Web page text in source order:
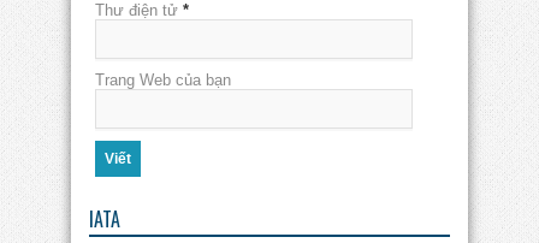
Thư điện tử *
Trang Web của bạn
IATA